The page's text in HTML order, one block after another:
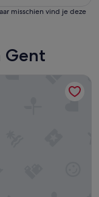
misschien vind je deze
Gent